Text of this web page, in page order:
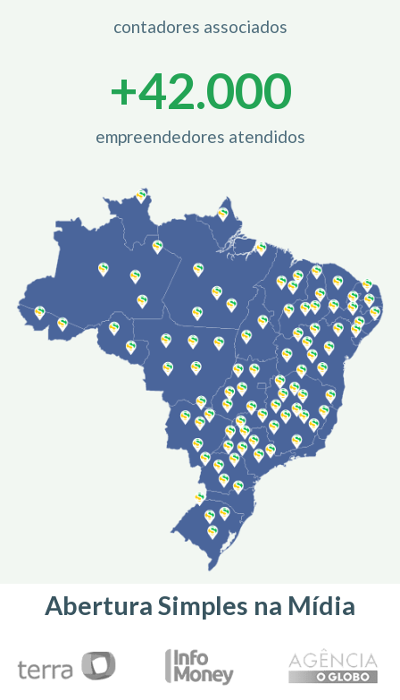
contadores associados
empreendedores atendidos
+42.000
Abertura Simples na Mídia